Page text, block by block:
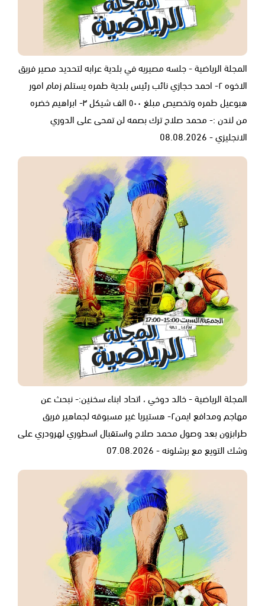
المجلة الرياضية - جلسه مصيريه في بلدية عرابه لتحديد مصير فريق
الاخوه ٢- احمد حجازي نائب رئيس بلدية طمره يستلم زمام امور
هبوعيل طمره وتخصيص مبلغ ٥٠٠ الف شيكل ٣- ابراهيم خضره
من لندن :- محمد صلاح ترك بصمه لن تمحى على الدوري
الانجليزي - 08.08.2026
المجلة الرياضية - خالد دوخي ، اتحاد ابناء سخنين:- نبحث عن
مهاجم ومدافع ايمن٢- هستيريا غير مسبوقه لجماهير فريق
طرابزون بعد وصول محمد صلاح واستقبال اسطوري لهرودري على
وشك التويع مع برشلونه - 07.08.2026